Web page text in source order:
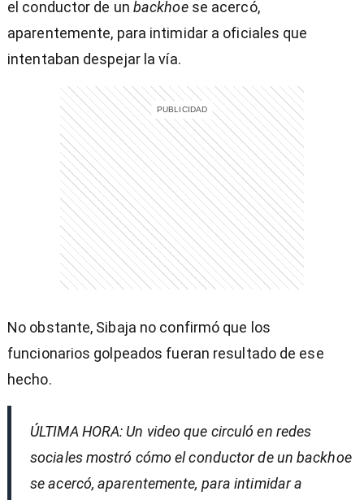
el conductor de un backhoese acercó,
aparentemente, para intimidar a oficiales que
intentaban despejar la vía.
No obstante, Sibaja no confirmó que los
funcionarios golpeados fueran resultado de ese
hecho.
ÚLTIMA HORA: Un video que circuló en redes
sociales mostró cómo el conductor de un backhoe
se acercó, aparentemente, para intimidar a